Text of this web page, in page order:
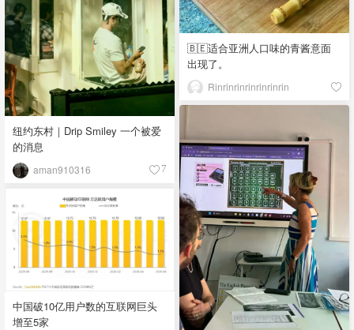
🇧🇪适合亚洲人口味的青酱意面
出现了。
Rinrinrinrinrinrinrin
纽约东村｜Drip Smiley 一个被爱
的消息
aman910316 7
中国破10亿用户数的互联网巨头
增至5家